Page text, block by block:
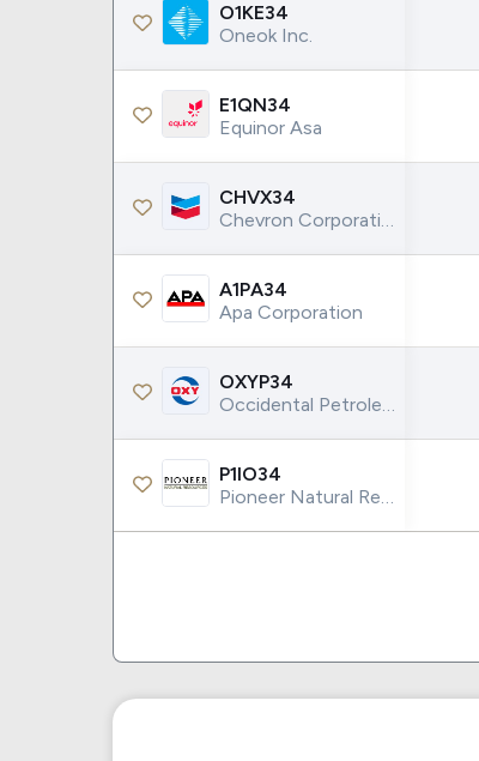
Klabin
Petrobrás
Ver todos
KNCR11
O1KE34
Oneok Inc.
E1QN34
Equinor Asa
CHVX34
Chevron Corporation
A1PA34
Apa Corporation
OXYP34
Occidental Petroleum Corp.
P1IO34
Pioneer Natural Resources Co.